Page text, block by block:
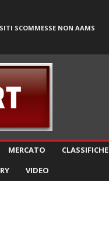
SITI SCOMMESSE NON AAMS
MERCATO
CLASSIFICHE
VIDEO